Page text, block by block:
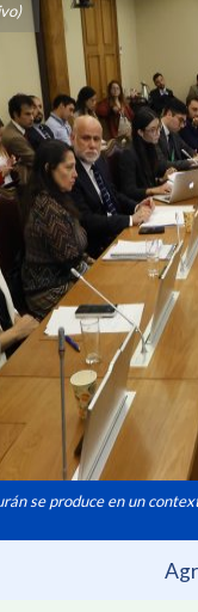
se produce en un